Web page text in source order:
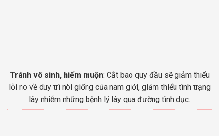
Tránh vô sinh, hiếm muộn: Cắt bao quy đầu sẽ giảm thiểu
lỗi no về duy trì nòi giống của nam giới, giảm thiểu tình trạng
lây nhiễm những bệnh lý lây qua đường tình dục.